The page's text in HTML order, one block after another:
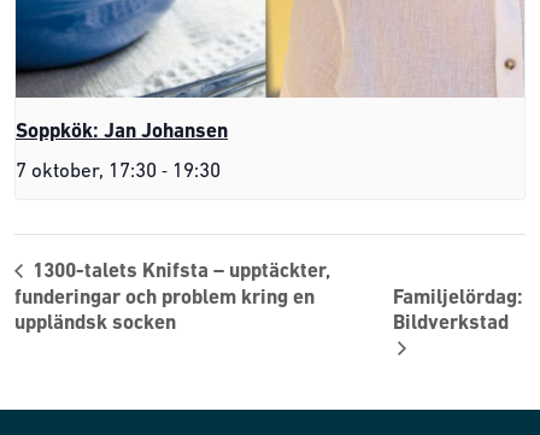
Soppkök: Jan Johansen
7 oktober, 17:30 - 19:30
1300-talets Knifsta – upptäckter,
funderingar och problem kring en
uppländsk socken
Familjelördag:
Bildverkstad